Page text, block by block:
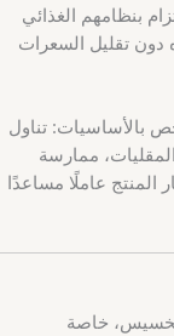
بنظامهم الغذائي
دون تقليل السعرات
بالأساسيات: تناول
ممارسة
المنتج عاملًا مساعدًا
خاصة